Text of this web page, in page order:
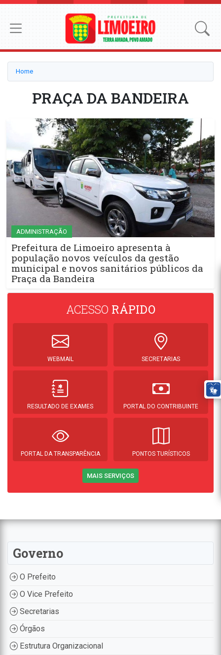
Home
PRAÇA DA BANDEIRA
ADMINISTRAÇÃO
Prefeitura de Limoeiro apresenta à
população novos veículos da gestão
municipal e novos sanitários públicos da
Praça da Bandeira
ACESSO RÁPIDO
WEBMAIL SECRETARIAS
RESULTADO DE EXAMES PORTAL DO CONTRIBUINTE
PORTAL DA TRANSPARÊNCIA PONTOS TURÍSTICOS
MAIS SERVIÇOS
Governo
O Prefeito
O Vice Prefeito
Secretarias
Órgãos
Estrutura Organizacional